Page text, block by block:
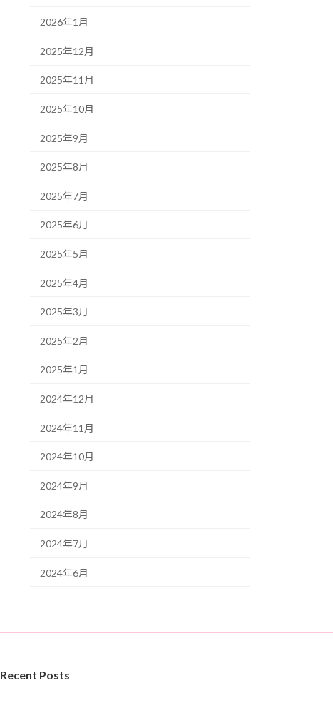
2026年1月
2025年12月
2025年11月
2025年10月
2025年9月
2025年8月
2025年7月
2025年6月
2025年5月
2025年4月
2025年3月
2025年2月
2025年1月
2024年12月
2024年11月
2024年10月
2024年9月
2024年8月
2024年7月
2024年6月
Recent Posts